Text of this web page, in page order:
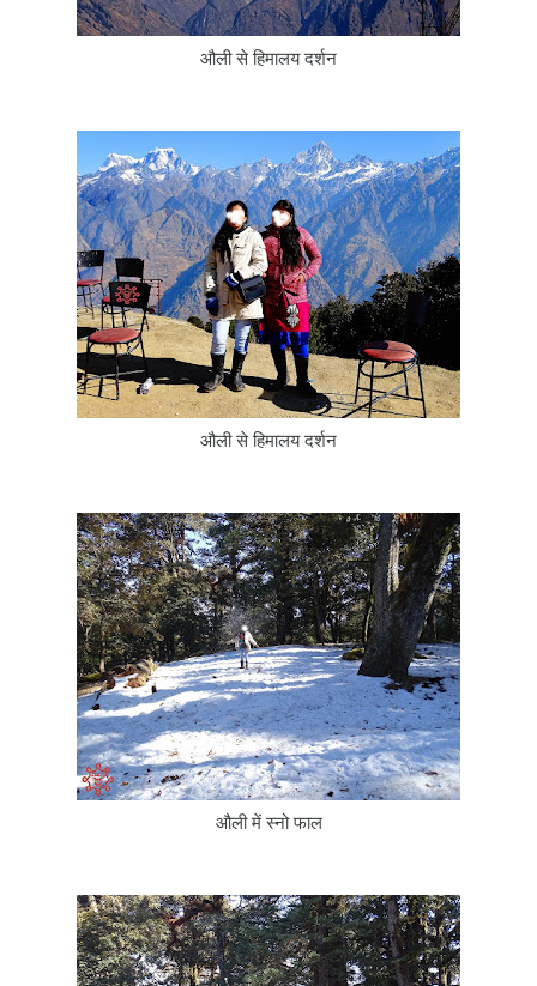
औली से हिमालय दर्शन
औली से हिमालय दर्शन
औली में स्नो फाल